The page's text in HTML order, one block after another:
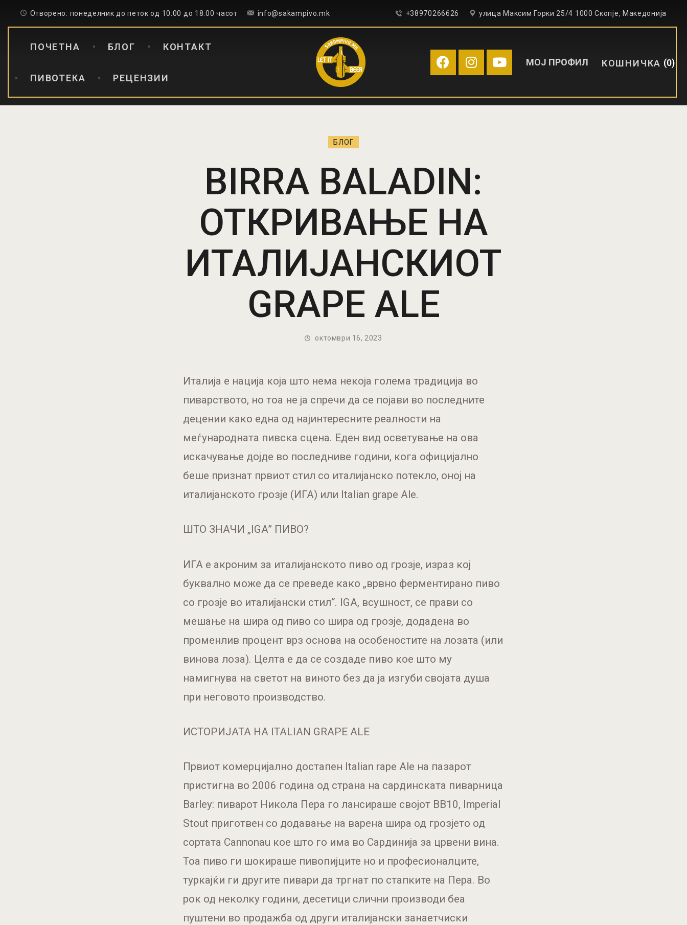
Отворено: понеделник до петок од 10:00 до 18:00 часот info@sakampivo.mk +38970266626 улица Максим Горки 25/4 1000 Скопје, Македонија
ПОЧЕТНА БЛОГ КОНТАКТ
ПИВОТЕКА РЕЦЕНЗИИ
МОЈ ПРОФИЛ КОШНИЧКА 0
ПОЧЕТНА
БЛОГ
БЛОГ
BIRRA BALADIN:
ОТКРИВАЊЕ НА
ИТАЛИЈАНСКИОТ
GRAPE ALE
октомври 16, 2023
Италија е нација која што нема некоја голема традиција во
пиварството, но тоа не ја спречи да се појави во последните
децении како една од најинтересните реалности на
меѓународната пивска сцена. Еден вид осветување на ова
искачување дојде во последниве години, кога официјално
беше признат првиот стил со италијанско потекло, оној на
италијанското грозје (ИГА) или Italian grape Ale.
ШТО ЗНАЧИ „IGA” ПИВО?
ИГА е акроним за италијанското пиво од грозје, израз кој
буквално може да се преведе како „врвно ферментирано пиво
со грозје во италијански стил“. IGA, всушност, се прави со
мешање на шира од пиво со шира од грозје, додадена во
променлив процент врз основа на особеностите на лозата (или
винова лоза). Целта е да се создаде пиво кое што му
намигнува на светот на виното без да ја изгуби својата душа
при неговото производство.
ИСТОРИЈАТА НА ITALIAN GRAPE ALE
Првиот комерцијално достапен Italian rape Ale на пазарот
пристигна во 2006 година од страна на сардинската пиварница
Barley: пиварот Никола Пера го лансираше својот BB10, Imperial
Stout приготвен со додавање на варена шира од грозјето од
сортата Cannonau кое што го има во Сардинија за црвени вина.
Тоа пиво ги шокираше пивопијците но и професионалците,
туркајќи ги другите пивари да тргнат по стапките на Пера. Во
рок од неколку години, десетици слични производи беа
пуштени во продажба од други италијански занаетчиски